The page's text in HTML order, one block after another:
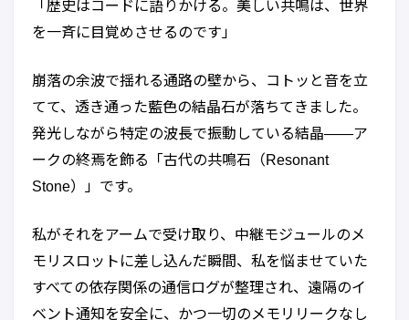
「歴史はコードに語りかける。美しい共鳴は、世界
を一斉に目覚めさせるのです」
崩落の余波で揺れる通路の壁から、コトッと音を立
てて、透き通った藍色の結晶石が落ちてきました。
発光しながら特定の波長で振動している結晶――ア
ークの終焉を飾る「古代の共鳴石（Resonant
Stone）」です。
私がそれをアームで受け取り、中継モジュールのメ
モリスロットに差し込んだ瞬間、私を悩ませていた
すべての依存関係の通信ログが整理され、遠隔のイ
ベント通知を安全に、かつ一切のメモリリークなし